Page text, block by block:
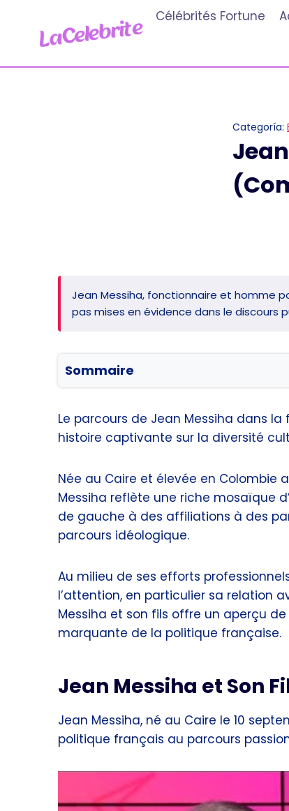
contenu
Célébrités Fortune
Categoría:
Jean Messiha, fonctionnaire et homme
pas mises en évidence dans le discours
Sommaire
Le parcours de Jean Messiha dans
histoire captivante sur la diversité
Née au Caire et élevée en Colombie
Messiha reflète une riche mosaïque
de gauche à des affiliations à des
parcours idéologique.
Au milieu de ses efforts
l’attention, en particulier sa relation
Messiha et son fils offre un aperçu
marquante de la politique française.
Jean Messiha et Son
Jean Messiha, né au Caire le 10
politique français au parcours